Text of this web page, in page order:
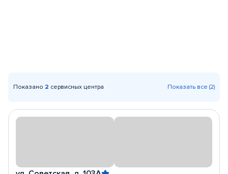
Показано 2 сервисных центра Показать все (2)